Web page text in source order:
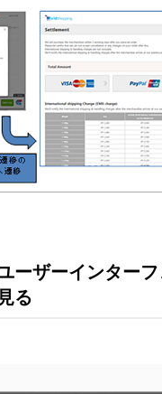
ーザーインター
る